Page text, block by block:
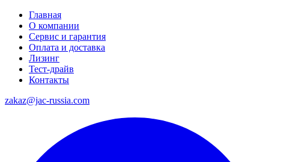
Главная
О компании
Сервис и гарантия
Оплата и доставка
Лизинг
Тест-драйв
Контакты
zakaz@jac-russia.com